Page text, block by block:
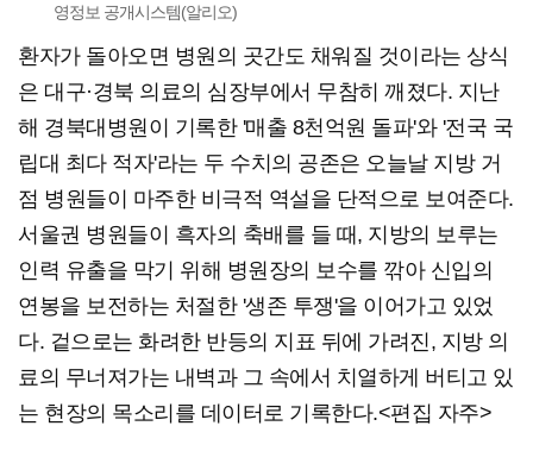
영정보 공개시스템(알리오)
환자가 돌아오면 병원의 곳간도 채워질 것이라는 상식
은 대구·경북 의료의 심장부에서 무참히 깨졌다. 지난
해 경북대병원이 기록한 '매출 8천억원 돌파'와 '전국 국
립대 최다 적자'라는 두 수치의 공존은 오늘날 지방 거
점 병원들이 마주한 비극적 역설을 단적으로 보여준다.
서울권 병원들이 흑자의 축배를 들 때, 지방의 보루는
인력 유출을 막기 위해 병원장의 보수를 깎아 신입의
연봉을 보전하는 처절한 '생존 투쟁'을 이어가고 있었
다. 겉으로는 화려한 반등의 지표 뒤에 가려진, 지방 의
료의 무너져가는 내벽과 그 속에서 치열하게 버티고 있
는 현장의 목소리를 데이터로 기록한다.<편집 자주>